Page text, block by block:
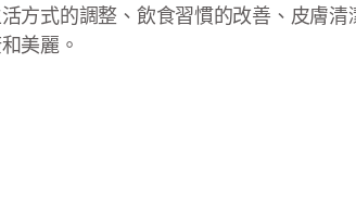
方式的調整、飲食習慣的改善、皮膚
美麗。